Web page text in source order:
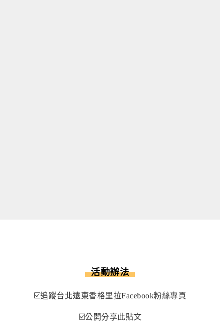
活動辦法
☑️追蹤台北遠東香格里拉Facebook粉絲專頁
☑️公開分享此貼文